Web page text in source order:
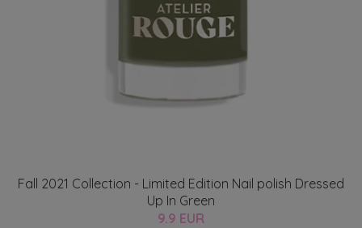
Fall 2021 Collection - Limited Edition Nail polish Dressed
Up In Green
9.9 EUR